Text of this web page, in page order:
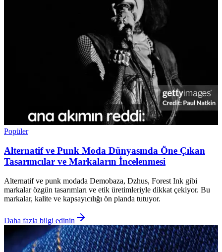
Popüler
Alternatif ve Punk Moda Dünyasında Öne Çıkan
Tasarımcılar ve Markaların İncelenmesi
Alternatif ve punk modada Demobaza, Dzhus, Forest Ink gibi
markalar özgün tasarımları ve etik üretimleriyle dikkat çekiyor. Bu
markalar, kalite ve kapsayıcılığı ön planda tutuyor.
Daha fazla bilgi edinin